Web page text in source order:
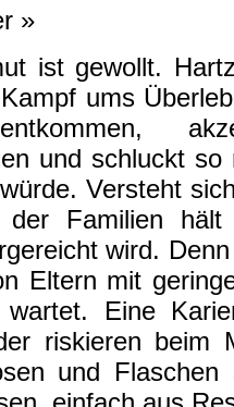
»
ist gewollt.
ums
und schluckt
Versteht
der Familien
wird.
Eltern mit
Eine
riskieren beim
und